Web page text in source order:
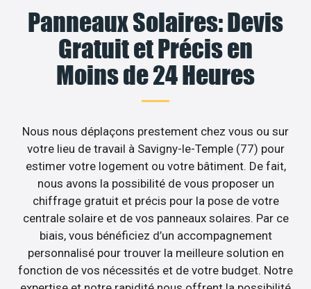
Panneaux Solaires: Devis
Gratuit et Précis en
Moins de 24 Heures
Nous nous déplaçons prestement chez vous ou sur
votre lieu de travail à Savigny-le-Temple (77) pour
estimer votre logement ou votre bâtiment. De fait,
nous avons la possibilité de vous proposer un
chiffrage gratuit et précis pour la pose de votre
centrale solaire et de vos panneaux solaires. Par ce
biais, vous bénéficiez d’un accompagnement
personnalisé pour trouver la meilleure solution en
fonction de vos nécessités et de votre budget. Notre